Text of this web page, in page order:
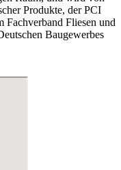
Pro­duk­te, der PCI
Flie­sen und
Bau­ge­wer­bes